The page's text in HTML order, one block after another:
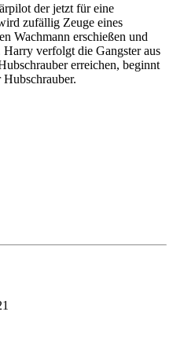
der jetzt für eine
zufällig Zeuge eines
Wachmann erschießen und
Harry verfolgt die Gangster aus
erreichen, beginnt
Hubschrauber.